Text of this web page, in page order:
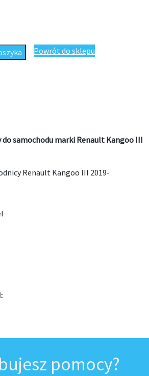
Renault Kangoo III 2019-
Powrót do sklepu
samochodu marki Renault Kangoo III
Renault Kangoo III 2019-
pomocy?